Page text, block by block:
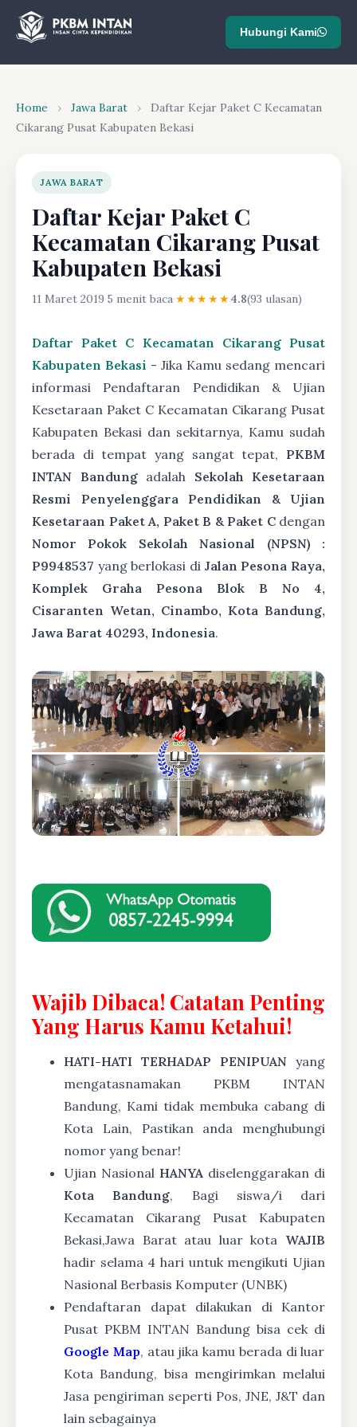
Hubungi Kami
Home › Jawa Barat ›
Daftar Kejar Paket C Kecamatan
Cikarang Pusat Kabupaten Bekasi
JAWA BARAT
Daftar Kejar Paket C
Kecamatan Cikarang Pusat
Kabupaten Bekasi
11 Maret 2019·5 menit baca·★★★★★4.8(93 ulasan)
Daftar Paket C Kecamatan Cikarang Pusat
Kabupaten Bekasi - Jika Kamu sedang mencari
informasi Pendaftaran Pendidikan & Ujian
Kesetaraan Paket C Kecamatan Cikarang Pusat
Kabupaten Bekasi dan sekitarnya, Kamu sudah
berada di tempat yang sangat tepat, PKBM
INTAN Bandungadalah Sekolah Kesetaraan
Resmi Penyelenggara Pendidikan & Ujian
Kesetaraan Paket A, Paket B & Paket Cdengan
Nomor Pokok Sekolah Nasional (NPSN) :
P9948537 yang berlokasi di Jalan Pesona Raya,
Komplek Graha Pesona Blok B No 4,
Cisaranten Wetan, Cinambo, Kota Bandung,
Jawa Barat 40293, Indonesia.
Wajib Dibaca! Catatan Penting
Yang Harus Kamu Ketahui!
HATI-HATI TERHADAP PENIPUAN yang
mengatasnamakan PKBM INTAN
Bandung, Kami tidak membuka cabang di
Kota Lain, Pastikan anda menghubungi
nomor yang benar!
Ujian Nasional HANYA diselenggarakan di
Kota Bandung, Bagi siswa/i dari
Kecamatan Cikarang Pusat Kabupaten
Bekasi,Jawa Barat atau luar kota WAJIB
hadir selama 4 hari untuk mengikuti Ujian
Nasional Berbasis Komputer (UNBK)
Pendaftaran dapat dilakukan di Kantor
Pusat PKBM INTAN Bandung bisa cek di
Google Map, atau jika kamu berada di luar
Kota Bandung, bisa mengirimkan melalui
Jasa pengiriman seperti Pos, JNE, J&T dan
lain sebagainya